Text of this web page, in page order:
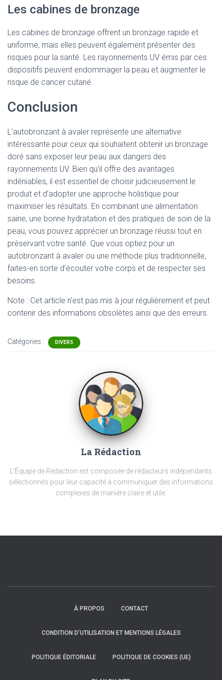
Les cabines de bronzage
Les cabines de bronzage offrent un bronzage rapide et
uniforme, mais elles peuvent également présenter des
risques pour la santé. Les rayonnements UV émis par ces
dispositifs peuvent endommager la peau et augmenter le
risque de cancer cutané.
Conclusion
L’autobronzant à avaler représente une alternative
intéressante pour ceux qui souhaitent obtenir un bronzage
doré sans exposer leur peau aux dangers des
rayonnements UV. Bien qu’il offre des avantages
indéniables, il est essentiel de choisir judicieusement le
produit et d’adopter une approche holistique pour
maximiser les résultats. En combinant une alimentation
saine, une bonne hydratation et des pratiques de soin de la
peau, vous pouvez apprécier un bronzage réussi tout en
préservant votre santé. Que vous optiez pour un
autobronzant à avaler ou une méthode plus traditionnelle,
faites-en sorte d’écouter votre corps et de respecter ses
besoins.
Note : Cet article n'est pas mis à jour régulièrement et peut
contenir des informations obsolètes ainsi que des erreurs.
Catégories : DIVERS
La Rédaction
L'Équipe de Rédaction est composée de rédacteurs indépendants
sélectionnés pour leur capacité à communiquer des informations
complexes de manière claire et utile.
À PROPOS CONTACT
CONDITION D’UTILISATION ET MENTIONS LÉGALES
POLITIQUE ÉDITORIALE POLITIQUE DE COOKIES (UE)